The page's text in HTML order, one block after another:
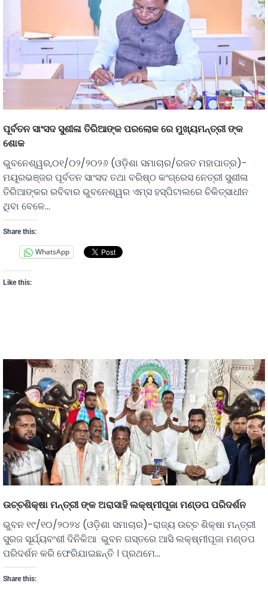
ପୂର୍ବତନ ସାଂସଦ ସୁଶୀଳା ତିରିଆଙ୍କ ପରଲୋକ ରେ ମୁଖ୍ୟମନ୍ତ୍ରୀ ଙ୍କ
ଶୋକ
ଭୁବନେଶ୍ୱର,୦୧/୦୨/୨୦୨୬ (ଓଡ଼ିଶା ସମାଚାର/ରଜତ ମହାପାତ୍ର)-
ମୟୂରଭଞ୍ଜର ପୂର୍ବତନ ସାଂସଦ ତଥା ବରିଷ୍ଠ କଂଗ୍ରେସ ନେତ୍ରୀ ସୁଶୀଳା
ତିରିଆଙ୍କର ରବିବାର ଭୁବନେଶ୍ୱର ଏମ୍ସ ହସ୍ପିଟାଲରେ ଚିକିତ୍ସାଧୀନ
ଥିବା ବେଳେ…
Share this:
WhatsApp
Like this:
ଉଚ୍ଚଶିକ୍ଷା ମନ୍ତ୍ରୀ ଙ୍କ ଅରାସାହି ଲକ୍ଷ୍ମୀପୂଜା ମଣ୍ଡପ ପରିଦର୍ଶନ
ଭୁବନ ୧୯/୧୦/୨୦୨୪ (ଓଡ଼ିଶା ସମାଚାର)-ରାଜ୍ୟ ଉଚ୍ଚ ଶିକ୍ଷା ମନ୍ତ୍ରୀ
ସୁରଜ ସୂର୍ଯ୍ୟବଂଶୀ ଦିନିକିଆ ଭୁବନ ଗସ୍ତରେ ଆସି ଲକ୍ଷ୍ମୀପୂଜା ମଣ୍ଡପ
ପରିଦର୍ଶନ କରି ଫେରିଯାଇଛନ୍ତି । ପ୍ରଥମେ…
Share this: